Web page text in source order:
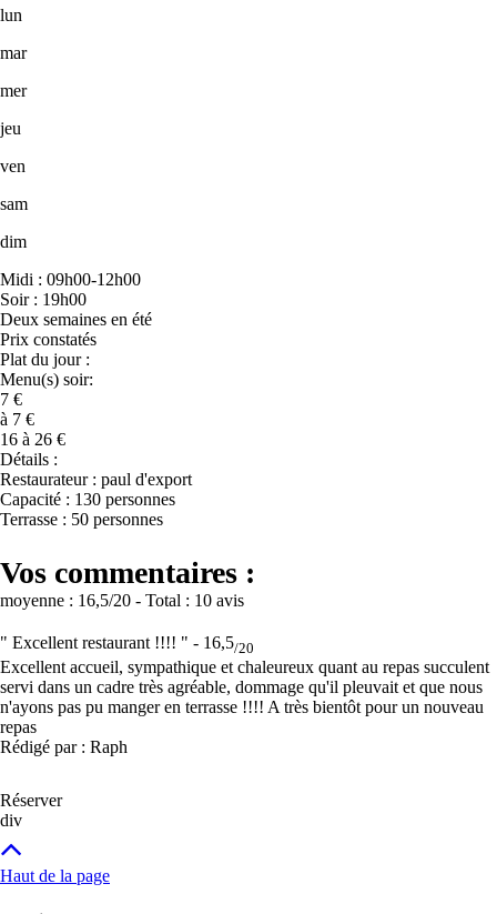
lun
mar
mer
jeu
ven
sam
dim
Midi : 09h00-12h00
Soir : 19h00
Deux semaines en été
Prix constatés
Plat du jour :
Menu(s) soir:
7 €
à 7 €
16 à 26 €
Détails :
Restaurateur : paul d'export
Capacité : 130 personnes
Terrasse : 50 personnes
Vos commentaires :
moyenne : 16,5/20 - Total : 10 avis
" Excellent restaurant !!!! " - 16,5/20
Excellent accueil, sympathique et chaleureux quant au repas succulent
servi dans un cadre très agréable, dommage qu'il pleuvait et que nous
n'ayons pas pu manger en terrasse !!!! A très bientôt pour un nouveau
repas
Rédigé par : Raph
Réserver
div
Haut de la page